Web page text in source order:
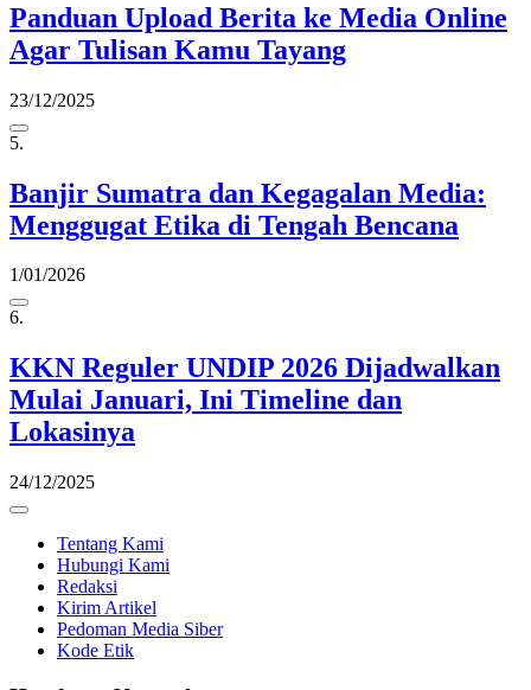
Panduan Upload Berita ke Media Online
Agar Tulisan Kamu Tayang
23/12/2025
5.
Banjir Sumatra dan Kegagalan Media:
Menggugat Etika di Tengah Bencana
1/01/2026
6.
KKN Reguler UNDIP 2026 Dijadwalkan
Mulai Januari, Ini Timeline dan
Lokasinya
24/12/2025
Tentang Kami
Hubungi Kami
Redaksi
Kirim Artikel
Pedoman Media Siber
Kode Etik